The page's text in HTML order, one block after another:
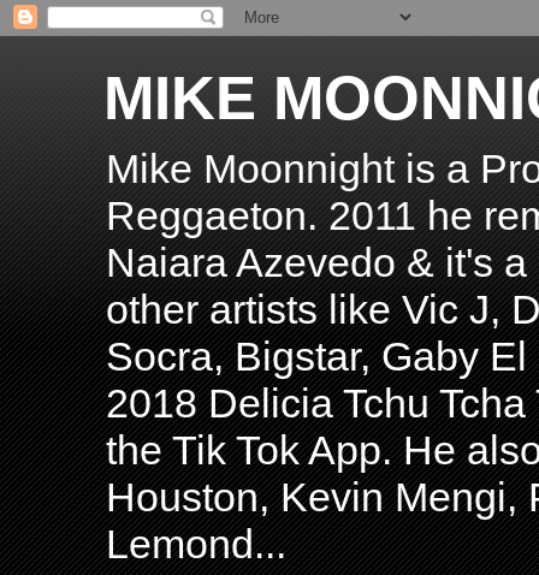
MIKE
Mike Moonnight is a
Reggaeton. 2011 he
Naiara Azevedo & it's
other artists like Vic J,
Socra, Bigstar, Gaby
2018 Delicia Tchu
the Tik Tok App. He
Houston, Kevin Mengi,
Lemond...